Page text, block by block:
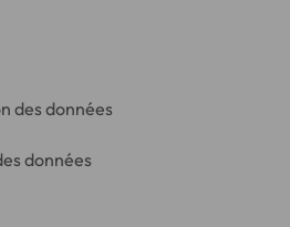
des données
données